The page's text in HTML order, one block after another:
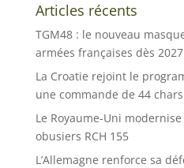
Articles récents
TGM48 : le nouveau
armées françaises dès 2027
La Croatie rejoint le
une commande de 44 chars
Le Royaume-Uni
obusiers RCH 155
L’Allemagne renforce sa